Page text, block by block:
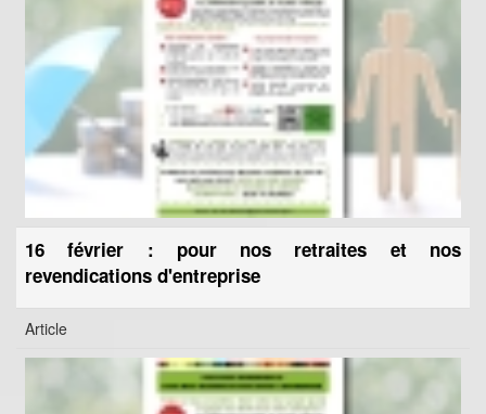
16 février : pour nos retraites et nos
revendications d'entreprise
Article